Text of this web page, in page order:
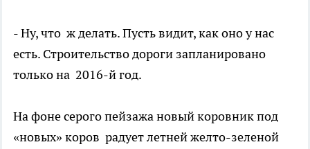
- Ну, что ж делать. Пусть видит, как оно у нас
есть. Строительство дороги запланировано
только на 2016-й год.
На фоне серого пейзажа новый коровник под
«новых» коров радует летней желто-зеленой